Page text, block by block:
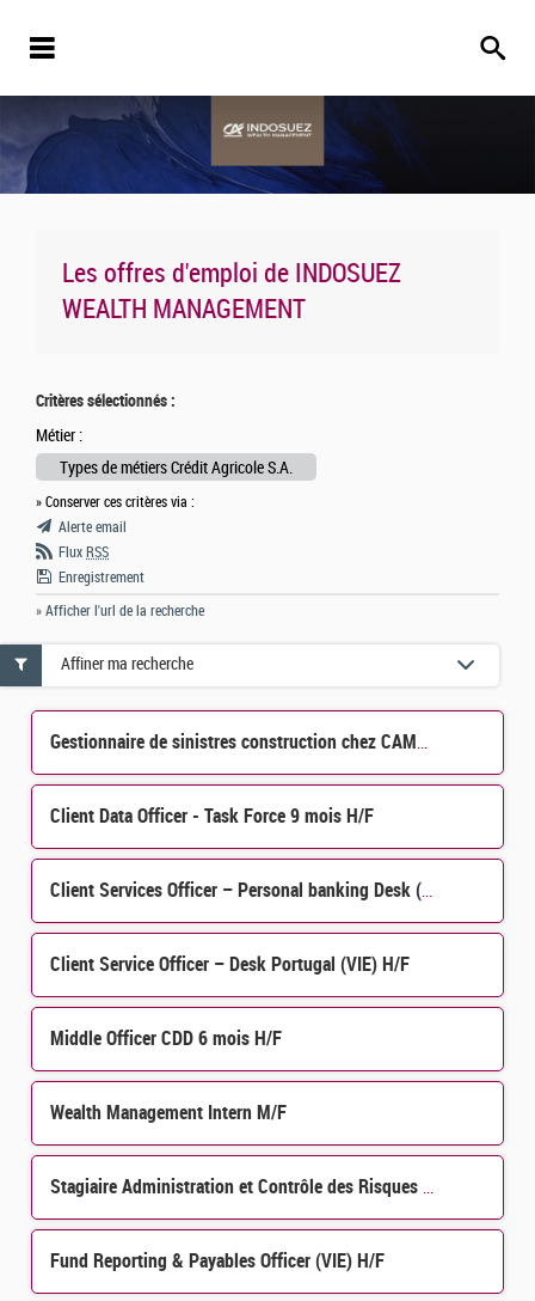
Les offres d'emploi de INDOSUEZ
WEALTH MANAGEMENT
Critères sélectionnés :
Métier :
Types de métiers Crédit Agricole S.A.
» Conserver ces critères via :
Alerte email
Flux RSS
Enregistrement
» Afficher l'url de la recherche
Gestionnaire de sinistres construction chez CAMCA Luxembourg H/F
Client Data Officer - Task Force 9 mois H/F
Client Services Officer – Personal banking Desk (H/F)
Client Service Officer – Desk Portugal (VIE) H/F
Middle Officer CDD 6 mois H/F
Wealth Management Intern M/F
Stagiaire Administration et Contrôle des Risques de Crédit et Contrôle Permanent H/F
Fund Reporting & Payables Officer (VIE) H/F
Affiner ma recherche